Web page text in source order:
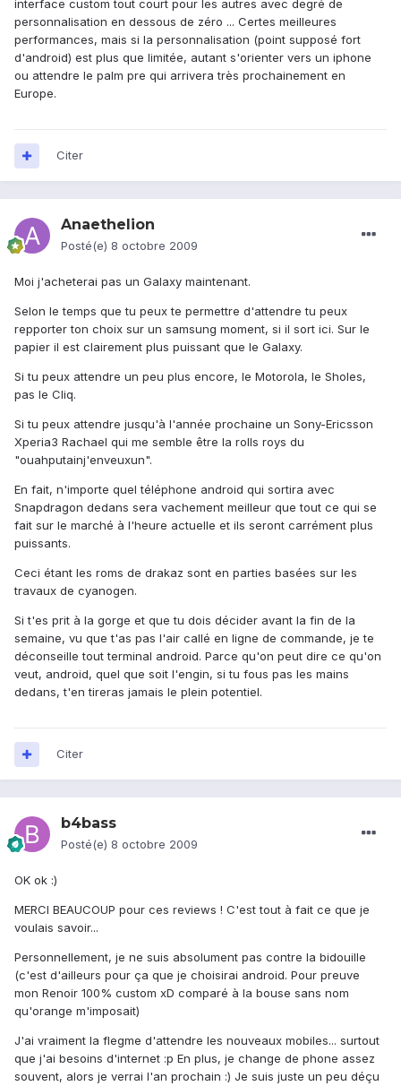
interface custom tout court pour les autres avec degré de
personnalisation en dessous de zéro ... Certes meilleures
performances, mais si la personnalisation (point supposé fort
d'android) est plus que limitée, autant s'orienter vers un iphone
ou attendre le palm pre qui arrivera très prochainement en
Europe.
Citer
Anaethelion
Posté(e) 8 octobre 2009
Moi j'acheterai pas un Galaxy maintenant.
Selon le temps que tu peux te permettre d'attendre tu peux
repporter ton choix sur un samsung moment, si il sort ici. Sur le
papier il est clairement plus puissant que le Galaxy.
Si tu peux attendre un peu plus encore, le Motorola, le Sholes,
pas le Cliq.
Si tu peux attendre jusqu'à l'année prochaine un Sony-Ericsson
Xperia3 Rachael qui me semble être la rolls roys du
"ouahputainj'enveuxun".
En fait, n'importe quel téléphone android qui sortira avec
Snapdragon dedans sera vachement meilleur que tout ce qui se
fait sur le marché à l'heure actuelle et ils seront carrément plus
puissants.
Ceci étant les roms de drakaz sont en parties basées sur les
travaux de cyanogen.
Si t'es prit à la gorge et que tu dois décider avant la fin de la
semaine, vu que t'as pas l'air callé en ligne de commande, je te
déconseille tout terminal android. Parce qu'on peut dire ce qu'on
veut, android, quel que soit l'engin, si tu fous pas les mains
dedans, t'en tireras jamais le plein potentiel.
Citer
b4bass
Posté(e) 8 octobre 2009
OK ok :)
MERCI BEAUCOUP pour ces reviews ! C'est tout à fait ce que je
voulais savoir...
Personnellement, je ne suis absolument pas contre la bidouille
(c'est d'ailleurs pour ça que je choisirai android. Pour preuve
mon Renoir 100% custom xD comparé à la bouse sans nom
qu'orange m'imposait)
J'ai vraiment la flegme d'attendre les nouveaux mobiles... surtout
que j'ai besoins d'internet :p En plus, je change de phone assez
souvent, alors je verrai l'an prochain :) Je suis juste un peu déçu